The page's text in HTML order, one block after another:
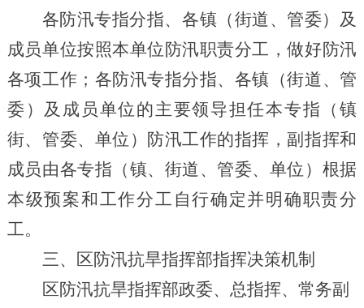
各防汛专指分指、各镇（街道、管委）及
成员单位按照本单位防汛职责分工，做好防汛
各项工作；各防汛专指分指、各镇（街道、管
委）及成员单位的主要领导担任本专指（镇
街、管委、单位）防汛工作的指挥，副指挥和
成员由各专指（镇、街道、管委、单位）根据
本级预案和工作分工自行确定并明确职责分
工。
三、区防汛抗旱指挥部指挥决策机制
区防汛抗旱指挥部政委、 总指挥、 常务副